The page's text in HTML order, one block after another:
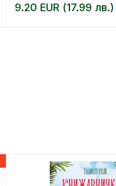
9.20 EUR (17.99 лв.)